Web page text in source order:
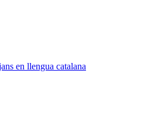
en llengua catalana